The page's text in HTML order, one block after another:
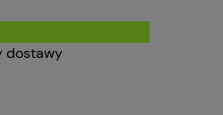
dostawy